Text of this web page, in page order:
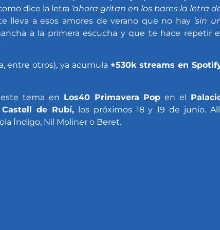
dice la letra ‘ahora gritan en los bares la letra
lleva a esos amores de verano que no hay ‘sin
a la primera escucha y que te hace repetir
entre otros), ya acumula +530k streams en
tema en Los40 Primavera Pop en el
de Rubí,los próximos 18 y 19 de junio.
Índigo, Nil Moliner o Beret.